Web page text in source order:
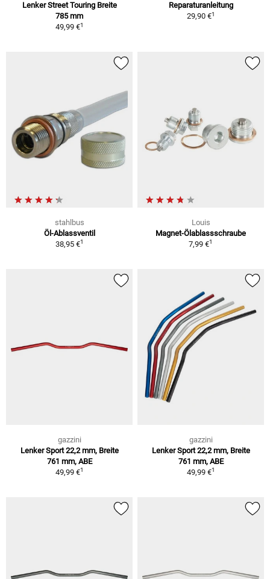
Lenker Street Touring Breite
785 mm
49,99 €1
Reparaturanleitung
29,90 €1
stahlbus
Öl-Ablassventil
38,95 €1
Louis
Magnet-Ölablassschraube
7,99 €1
gazzini
Lenker Sport 22,2 mm, Breite
761 mm, ABE
49,99 €1
gazzini
Lenker Sport 22,2 mm, Breite
761 mm, ABE
49,99 €1